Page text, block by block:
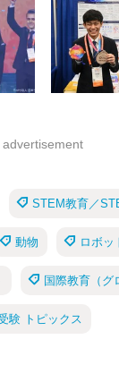
advertisement
STEM教育／
動物 ロボッ
国際教育（グ
験 トピックス